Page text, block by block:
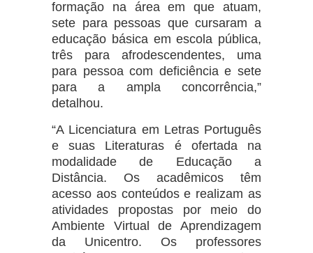
formação na área em que atuam,
sete para pessoas que cursaram a
educação básica em escola pública,
três para afrodescendentes, uma
para pessoa com deficiência e sete
para a ampla concorrência,”
detalhou.
“A Licenciatura em Letras Português
e suas Literaturas é ofertada na
modalidade de Educação a
Distância. Os acadêmicos têm
acesso aos conteúdos e realizam as
atividades propostas por meio do
Ambiente Virtual de Aprendizagem
da Unicentro. Os professores